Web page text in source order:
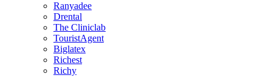
Ranyadee
Drental
The Cliniclab
TouristAgent
Biglatex
Richest
Richy